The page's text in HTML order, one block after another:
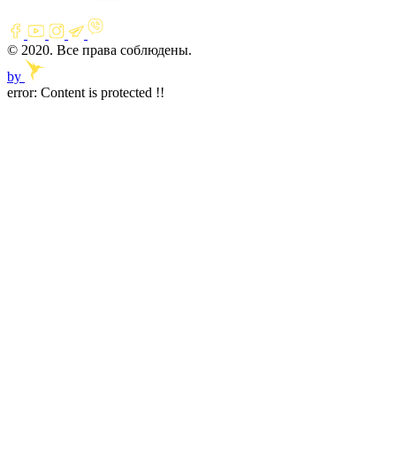
© 2020. Все права соблюдены.
by
error: Content is protected !!